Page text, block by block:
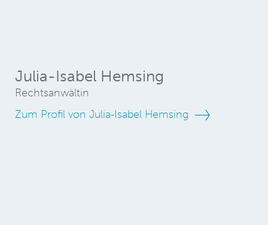
Julia-Isabel Hemsing
Rechtsanwältin
Zum Profil von Julia-Isabel Hemsing